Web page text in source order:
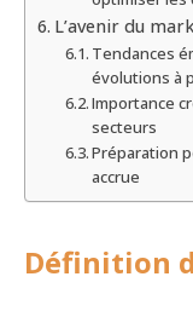
L’avenir du
Tendances
évolutions à
Importance
secteurs
Préparation
accrue
Définition